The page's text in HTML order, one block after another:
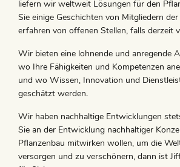
liefern wir weltweit Lösungen für den
Sie einige Geschichten von Mitgliedern
erfahren von offenen Stellen, falls derzeit
Wir bieten eine lohnende und anregende
wo Ihre Fähigkeiten und Kompetenzen
und wo Wissen, Innovation und
geschätzt werden.
Wir haben nachhaltige Entwicklungen
Sie an der Entwicklung nachhaltiger
Pflanzenbau mitwirken wollen, um die
versorgen und zu verschönern, dann ist